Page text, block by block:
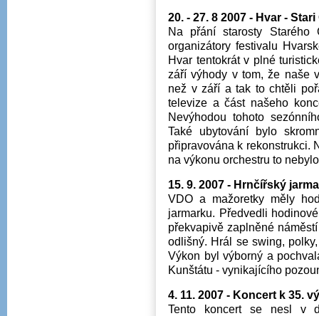
20. - 27. 8 2007 - Hvar - Stari
Na přání starosty
organizátory festivalu
Hvar tentokrát v plné
září výhody v tom, že naše
než v září a tak to chtěli
televize a část našeho
Nevýhodou tohoto
Také ubytování bylo
připravována k rekonstrukci.
na výkonu orchestru to
15. 9. 2007 - Hrnčířský
VDO a mažoretky měly
jarmarku. Předvedli
překvapivě zaplněné
odlišný. Hrál se swing,
Výkon byl výborný a
Kunštátu - vynikajícího
4. 11. 2007 - Koncert k 35.
Tento koncert se nesl v